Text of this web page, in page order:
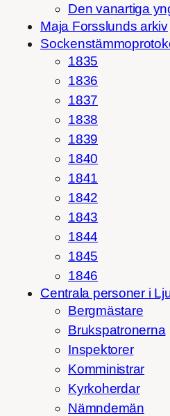
Den vanartiga
Maja Forsslunds arkiv
1835
1836
1837
1838
1839
1840
1841
1842
1843
1844
1845
1846
Centrala personer i
Bergmästare
Brukspatronerna
Inspektorer
Komministrar
Kyrkoherdar
Nämndemän